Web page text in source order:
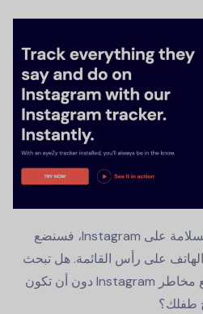
إذا أردنا وضع قائمة بنصائح السلامة على Instagram، فسنضع
على رأس القائمة. هل تبحث
عن أفضل طريقة للتعامل مع مخاطر Instagram دون أن تكون
طفلك؟